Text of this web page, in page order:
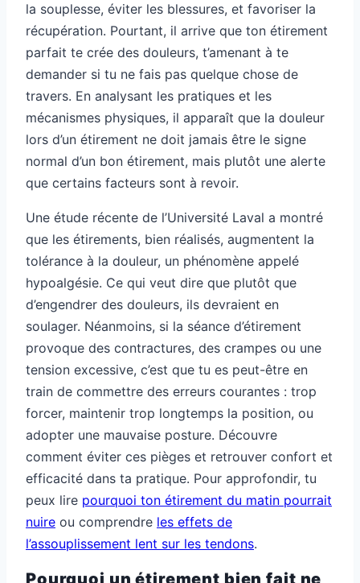
la souplesse, éviter les blessures, et favoriser la
récupération. Pourtant, il arrive que ton étirement
parfait te crée des douleurs, t’amenant à te
demander si tu ne fais pas quelque chose de
travers. En analysant les pratiques et les
mécanismes physiques, il apparaît que la douleur
lors d’un étirement ne doit jamais être le signe
normal d’un bon étirement, mais plutôt une alerte
que certains facteurs sont à revoir.
Une étude récente de l’Université Laval a montré
que les étirements, bien réalisés, augmentent la
tolérance à la douleur, un phénomène appelé
hypoalgésie. Ce qui veut dire que plutôt que
d’engendrer des douleurs, ils devraient en
soulager. Néanmoins, si la séance d’étirement
provoque des contractures, des crampes ou une
tension excessive, c’est que tu es peut-être en
train de commettre des erreurs courantes : trop
forcer, maintenir trop longtemps la position, ou
adopter une mauvaise posture. Découvre
comment éviter ces pièges et retrouver confort et
efficacité dans ta pratique. Pour approfondir, tu
peux lire pourquoi ton étirement du matin pourrait
nuire ou comprendre les effets de
l’assouplissement lent sur les tendons.
Pourquoi un étirement bien fait ne